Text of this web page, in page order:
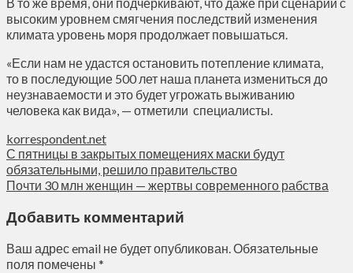
высоким уровнем смягчения последствий изменения
климата уровень моря продолжает повышаться.
«Если нам не удастся остановить потепление климата,
то в последующие 500 лет наша планета измениться до
неузнаваемости и это будет угрожать выживанию
человека как вида», — отметили специалисты.
korrespondent.net
С пятницы в закрытых помещениях маски будут
обязательными, решило правительство
Почти 30 млн женщин — жертвы современного рабства
Добавить комментарий
Ваш адрес email не будет опубликован.Обязательные
поля помечены *